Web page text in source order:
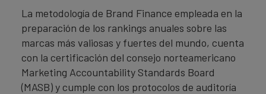
La metodología de Brand Finance empleada en la
preparación de los rankings anuales sobre las
marcas más valiosas y fuertes del mundo, cuenta
con la certificación del consejo norteamericano
Marketing Accountability Standards Board
(MASB) y cumple con los protocolos de auditoría